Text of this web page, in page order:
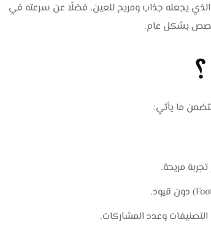
الذي يجعله جذاب ومريح للعين، فضلًا عن سرعته في
بشكل عام.
ما يأتي:
مريحة.
وعدد المشاركات.